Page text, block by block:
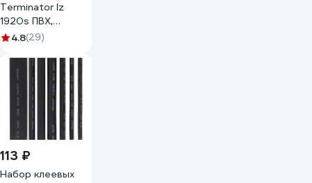
Terminator Iz
1920s ПВХ,
черная,
0.13 мм, 19 мм, 20
м 2000251
4.8(29)
113 ₽
Набор клеевых